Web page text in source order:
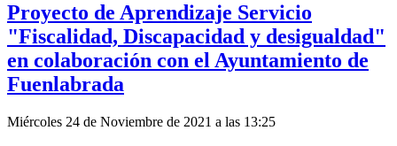
Proyecto de Aprendizaje Servicio
"Fiscalidad, Discapacidad y desigualdad"
en colaboración con el Ayuntamiento de
Fuenlabrada
Miércoles 24 de Noviembre de 2021 a las 13:25